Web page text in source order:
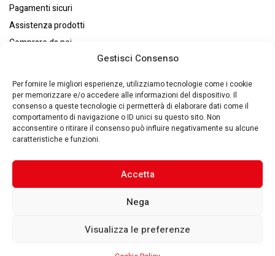
Gestisci Consenso
Per fornire le migliori esperienze, utilizziamo tecnologie come i cookie
per memorizzare e/o accedere alle informazioni del dispositivo. Il
consenso a queste tecnologie ci permetterà di elaborare dati come il
comportamento di navigazione o ID unici su questo sito. Non
acconsentire o ritirare il consenso può influire negativamente su alcune
caratteristiche e funzioni.
Accetta
Nega
Visualizza le preferenze
Pagamenti sicuri
Assistenza prodotti
Comprare da noi
Eurosystems S.p.A. © – P. IVA : 00270140353 – Via Zaccarini, 8
Privacy Policy–Cookie Policy